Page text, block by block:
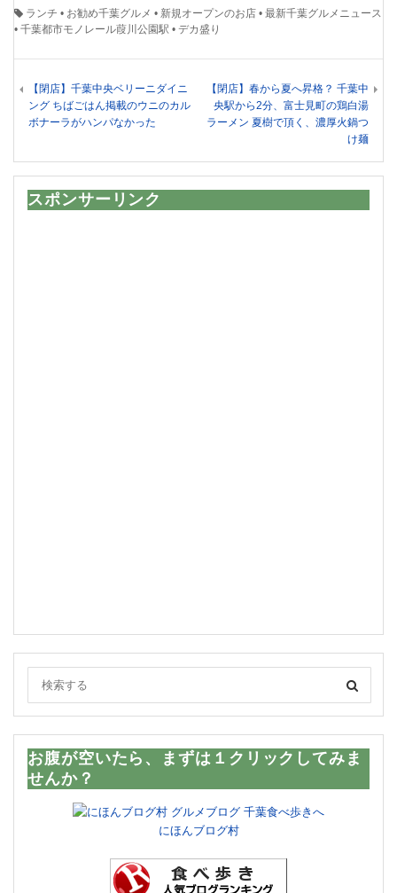
ランチ • お勧め千葉グルメ • 新規オープンのお店 • 最新千葉グルメニュース
• 千葉都市モノレール葭川公園駅 • デカ盛り
【閉店】千葉中央ベリーニダイニ
ング ちばごはん掲載のウニのカル
ボナーラがハンパなかった
【閉店】春から夏へ昇格？ 千葉中
央駅から2分、富士見町の鶏白湯
ラーメン 夏樹で頂く、濃厚火鍋つ
け麺
スポンサーリンク
お腹が空いたら、まずは１クリックしてみま
せんか？
にほんブログ村